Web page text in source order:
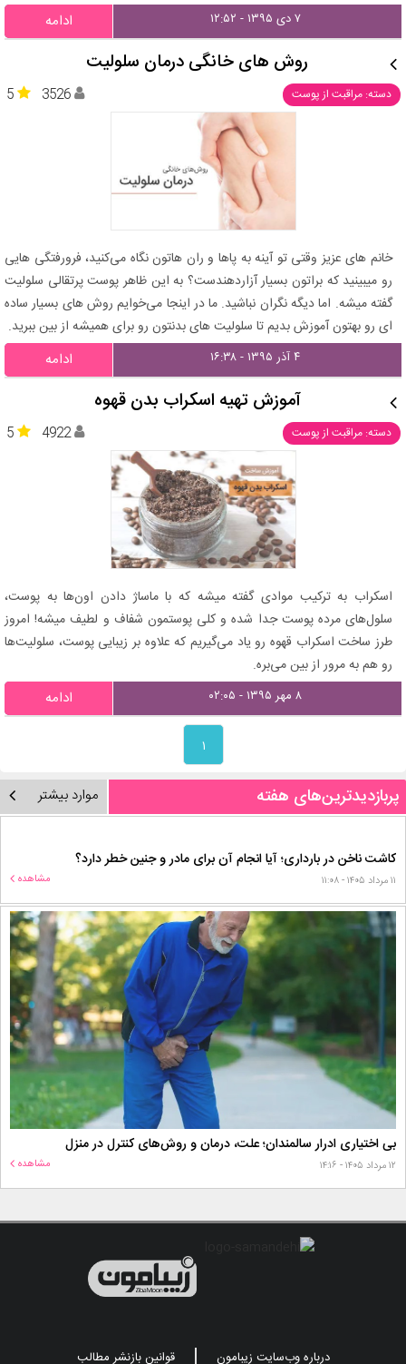
۷ دی ۱۳۹۵ - ۱۲:۵۲ ادامه
روش های خانگی درمان سلولیت
دسته: مراقبت از پوست 5 3526
خانم های عزیز وقتی تو آینه به پاها و ران هاتون نگاه می‌کنید، فرورفتگی هایی
رو میبینید که براتون بسیار آزاردهندست؟ به این ظاهر پوست پرتقالی سلولیت
گفته میشه. اما دیگه نگران نباشید. ما در اینجا می‌خوایم روش های بسیار ساده
ای رو بهتون آموزش بدیم تا سلولیت های بدنتون رو برای همیشه از بین ببرید.
۴ آذر ۱۳۹۵ - ۱۶:۳۸ ادامه
آموزش تهیه اسکراب بدن قهوه
دسته: مراقبت از پوست 5 4922
اسکراب به ترکیب موادی گفته میشه که با ماساژ دادن اون‌ها به پوست،
سلول‌های مرده پوست جدا شده و کلی پوستمون شفاف و لطیف میشه! امروز
طرز ساخت اسکراب قهوه رو یاد می‌گیریم که علاوه بر زیبایی پوست، سلولیت‌ها
رو هم به مرور از بین می‌بره.
۸ مهر ۱۳۹۵ - ۰۲:۰۵ ادامه
۱
پربازدیدترین‌های هفته موارد بیشتر
کاشت ناخن در بارداری؛ آیا انجام آن برای مادر و جنین خطر دارد؟
۱۱ مرداد ۱۴۰۵ - ۱۱:۰۸ مشاهده
بی اختیاری ادرار سالمندان؛ علت، درمان و روش‌های کنترل در منزل
۱۲ مرداد ۱۴۰۵ - ۱۴:۱۶ مشاهده
درباره وب‌سایت زیبامون قوانین بازنشر مطالب